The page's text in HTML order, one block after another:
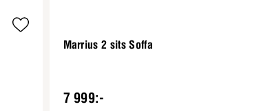
Marrius 2 sits Soffa
7 999:-